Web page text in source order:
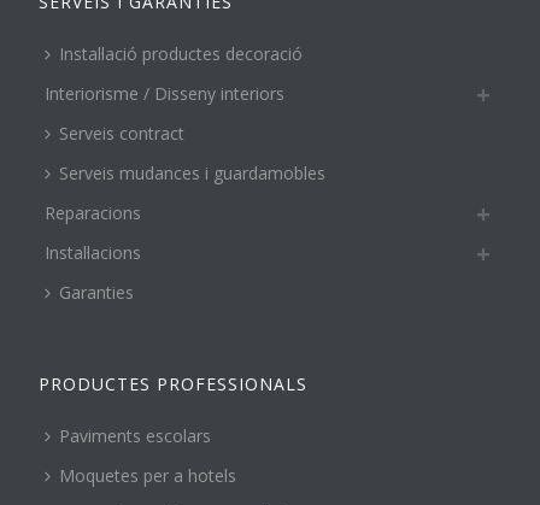
Instal·lació productes decoració
Interiorisme / Disseny interiors
Serveis contract
Serveis mudances i guardamobles
Reparacions
Instal·lacions
Garanties
PRODUCTES PROFESSIONALS
Paviments escolars
Moquetes per a hotels